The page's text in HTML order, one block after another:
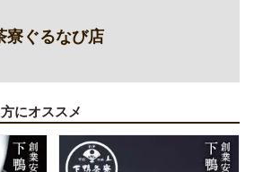
寮ぐるなび店
にオススメ